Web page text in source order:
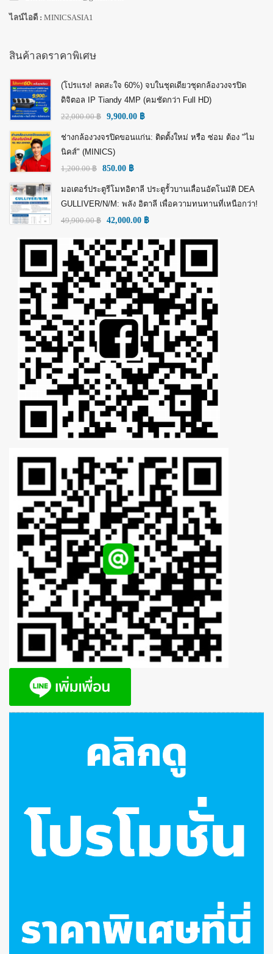
ไลน์ไอดี : MINICSASIA1
สินค้าลดราคาพิเศษ
(โปรแรง! ลดสะใจ 60%) จบในชุดเดียวชุดกล้องวงจรปิด
ดิจิตอล IP Tiandy 4MP (คมชัดกว่า Full HD)
22,000.00฿ 9,900.00 ฿
ช่างกล้องวงจรปิดขอนแก่น: ติดตั้งใหม่ หรือ ซ่อม ต้อง "ไม
นิคส์" (MINICS)
1,200.00฿ 850.00 ฿
มอเตอร์ประตูรีโมทอิตาลี ประตูรั้วบานเลื่อนอัตโนมัติ DEA
GULLIVER/N/M: พลัง อิตาลี เพื่อความทนทานที่เหนือกว่า!
49,900.00฿ 42,000.00 ฿